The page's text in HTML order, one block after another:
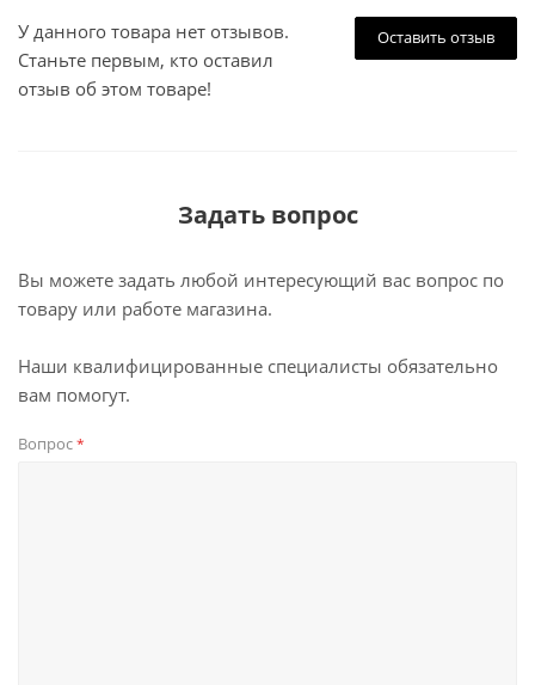
Оставить отзыв
У данного товара нет отзывов.
Станьте первым, кто оставил
отзыв об этом товаре!
Задать вопрос
Вы можете задать любой интересующий вас вопрос по
товару или работе магазина.
Наши квалифицированные специалисты обязательно
вам помогут.
Вопрос*